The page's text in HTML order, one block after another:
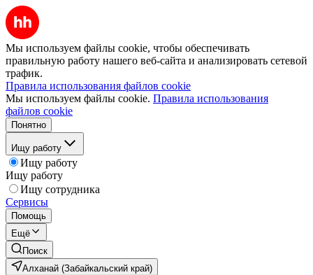
Мы используем файлы cookie, чтобы обеспечивать
правильную работу нашего веб-сайта и анализировать сетевой
трафик.
Правила использования файлов cookie
Мы используем файлы cookie. Правила использования
файлов cookie
Понятно
Ищу работу
Ищу работу
Ищу работу
Ищу сотрудника
Сервисы
Помощь
Ещё
Поиск
Алханай (Забайкальский край)